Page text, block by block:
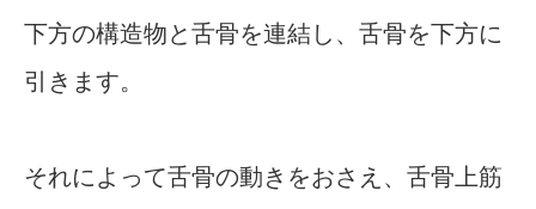
下方の構造物と舌骨を連結し、舌骨を下方に
引きます。
それによって舌骨の動きをおさえ、舌骨上筋